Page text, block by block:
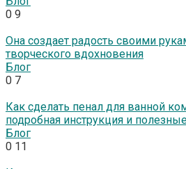
0 9
Она создает радость своими
творческого вдохновения
Блог
0 7
Как сделать пенал для ванной
подробная инструкция и
Блог
0 11